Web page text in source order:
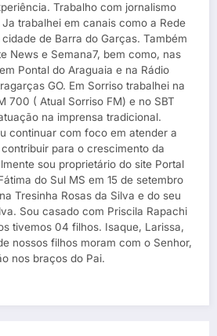
Trabalho com jornalismo
trabalhei em canais como a Rede
de Barra do Garças. Também
News e Semana7, bem como, nas
Pontal do Araguaia e na Rádio
GO. Em Sorriso trabalhei na
700 ( Atual Sorriso FM) e no SBT
na imprensa tradicional.
continuar com foco em atender a
para o crescimento da
sou proprietário do site Portal
do Sul MS em 15 de setembro
Tresinha Rosas da Silva e do seu
Sou casado com Priscila Rapachi
tivemos 04 filhos. Isaque, Larissa,
nossos filhos moram com o Senhor,
nos braços do Pai.